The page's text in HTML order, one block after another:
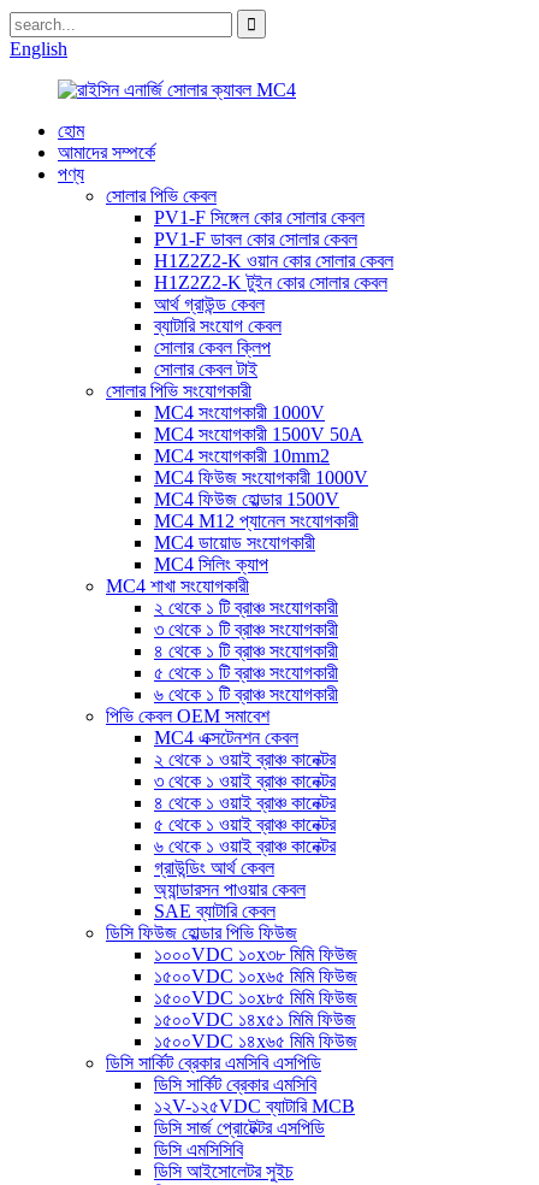
English
হোম
আমাদের সম্পর্কে
পণ্য
সোলার পিভি কেবল
PV1-F সিঙ্গেল কোর সোলার কেবল
PV1-F ডাবল কোর সোলার কেবল
H1Z2Z2-K ওয়ান কোর সোলার কেবল
H1Z2Z2-K টুইন কোর সোলার কেবল
আর্থ গ্রাউন্ড কেবল
ব্যাটারি সংযোগ কেবল
সোলার কেবল ক্লিপ
সোলার কেবল টাই
সোলার পিভি সংযোগকারী
MC4 সংযোগকারী 1000V
MC4 সংযোগকারী 1500V 50A
MC4 সংযোগকারী 10mm2
MC4 ফিউজ সংযোগকারী 1000V
MC4 ফিউজ হোল্ডার 1500V
MC4 M12 প্যানেল সংযোগকারী
MC4 ডায়োড সংযোগকারী
MC4 সিলিং ক্যাপ
MC4 শাখা সংযোগকারী
২ থেকে ১ টি ব্রাঞ্চ সংযোগকারী
৩ থেকে ১ টি ব্রাঞ্চ সংযোগকারী
৪ থেকে ১ টি ব্রাঞ্চ সংযোগকারী
৫ থেকে ১ টি ব্রাঞ্চ সংযোগকারী
৬ থেকে ১ টি ব্রাঞ্চ সংযোগকারী
পিভি কেবল OEM সমাবেশ
MC4 এক্সটেনশন কেবল
২ থেকে ১ ওয়াই ব্রাঞ্চ কানেক্টর
৩ থেকে ১ ওয়াই ব্রাঞ্চ কানেক্টর
৪ থেকে ১ ওয়াই ব্রাঞ্চ কানেক্টর
৫ থেকে ১ ওয়াই ব্রাঞ্চ কানেক্টর
৬ থেকে ১ ওয়াই ব্রাঞ্চ কানেক্টর
গ্রাউন্ডিং আর্থ কেবল
অ্যান্ডারসন পাওয়ার কেবল
SAE ব্যাটারি কেবল
ডিসি ফিউজ হোল্ডার পিভি ফিউজ
১০০০VDC ১০x৩৮ মিমি ফিউজ
১৫০০VDC ১০x৬৫ মিমি ফিউজ
১৫০০VDC ১০x৮৫ মিমি ফিউজ
১৫০০VDC ১৪x৫১ মিমি ফিউজ
১৫০০VDC ১৪x৬৫ মিমি ফিউজ
ডিসি সার্কিট ব্রেকার এমসিবি এসপিডি
ডিসি সার্কিট ব্রেকার এমসিবি
১২V-১২৫VDC ব্যাটারি MCB
ডিসি সার্জ প্রোটেক্টর এসপিডি
ডিসি এমসিসিবি
ডিসি আইসোলেটর সুইচ